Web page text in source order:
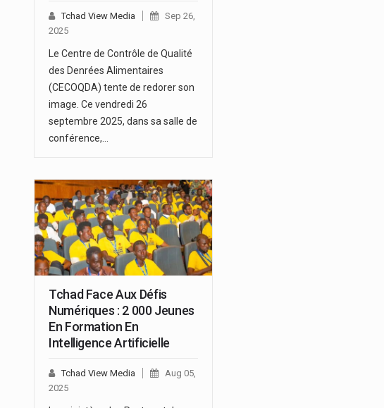
Tchad View Media
Sep 26,
2025
Le Centre de Contrôle de Qualité
des Denrées Alimentaires
(CECOQDA) tente de redorer son
image. Ce vendredi 26
septembre 2025, dans sa salle de
conférence,…
Tchad Face Aux Défis
Numériques : 2 000 Jeunes
En Formation En
Intelligence Artificielle
Tchad View Media
Aug 05,
2025